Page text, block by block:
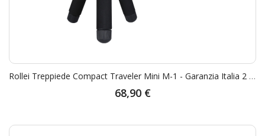
Rollei Treppiede Compact Traveler Mini M-1 - Garanzia Italia 2 Anni
68,90 €